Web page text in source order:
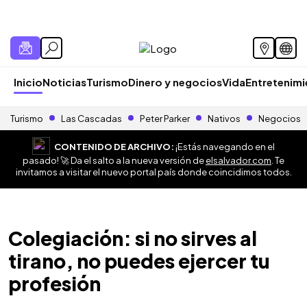
InicioNoticiasTurismoDinero y negociosVida
Turismo Las Cascadas Peter Parker Nativos Negocios
CONTENIDO DE ARCHIVO:¡Estás navegando en el
pasado! 🚀 Da el salto a la nueva versión deelsalvador.com . Te
invitamos a visitar el nuevo portal país donde coincidimos todos.
Colegiación: si no sirves al
tirano, no puedes ejercer tu
profesión